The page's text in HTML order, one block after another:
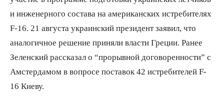
и инженерного состава на американских истребителях
F-16. 21 августа украинский президент заявил, что
аналогичное решение приняли власти Греции. Ранее
Зеленский рассказал о “прорывной договоренности” с
Амстердамом в вопросе поставок 42 истребителей F-
16 Киеву.